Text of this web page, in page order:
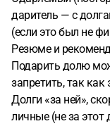
даритель — с
(если это был не
Резюме и
Подарить долю
запретить, так как
Долги «за ней»,
личные (не за этот